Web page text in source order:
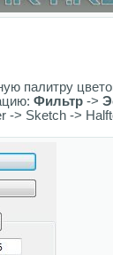
палитру
Фильтр ->
-> Sketch ->